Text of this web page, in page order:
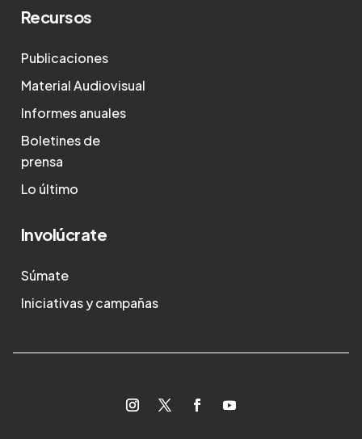
Recursos
Publicaciones
Material Audiovisual
Informes anuales
Boletines de
prensa
Lo último
Involúcrate
Súmate
Iniciativas y campañas